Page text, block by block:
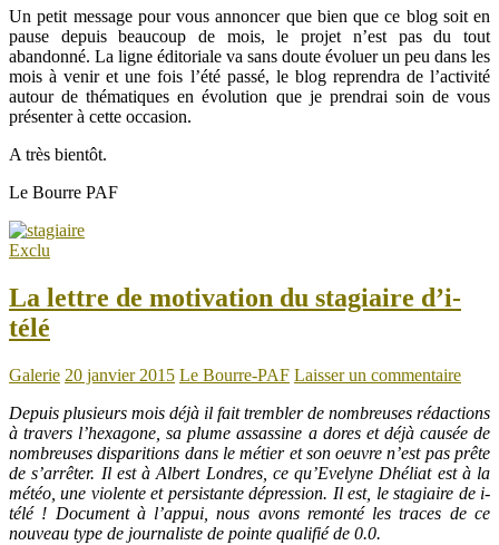
Un petit message pour vous annoncer que bien que ce blog soit en
pause depuis beaucoup de mois, le projet n’est pas du tout
abandonné. La ligne éditoriale va sans doute évoluer un peu dans les
mois à venir et une fois l’été passé, le blog reprendra de l’activité
autour de thématiques en évolution que je prendrai soin de vous
présenter à cette occasion.
A très bientôt.
Le Bourre PAF
Exclu
La lettre de motivation du stagiaire d’i-
télé
Galerie 20 janvier 2015 Le Bourre-PAF Laisser un commentaire
Depuis plusieurs mois déjà il fait trembler de nombreuses rédactions
à travers l’hexagone, sa plume assassine a dores et déjà causée de
nombreuses disparitions dans le métier et son oeuvre n’est pas prête
de s’arrêter. Il est à Albert Londres, ce qu’Evelyne Dhéliat est à la
météo, une violente et persistante dépression. Il est, le stagiaire de i-
télé ! Document à l’appui, nous avons remonté les traces de ce
nouveau type de journaliste de pointe qualifié de 0.0.